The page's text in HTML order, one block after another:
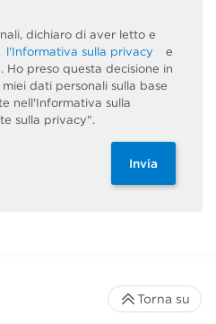
dichiaro di aver letto e
l'Informativa sulla privacy
e
. Ho preso questa decisione in
dati personali sulla base
nell'Informativa sulla
sulla privacy".
Invia
Torna su